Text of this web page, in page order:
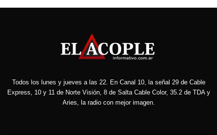
Todos los lunes y jueves a las 22. En Canal 10, la señal 29 de Cable
Express, 10 y 11 de Norte Visión, 8 de Salta Cable Color, 35.2 de TDA y
Aries, la radio con mejor imagen.